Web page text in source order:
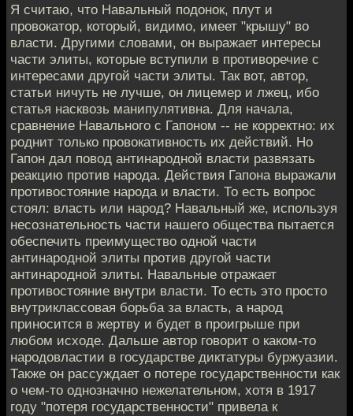
Я считаю, что Навальный подонок, плут и
провокатор, который, видимо, имеет "крышу" во
власти. Другими словами, он выражает интересы
части элиты, которые вступили в противоречие с
интересами другой части элиты. Так вот, автор,
статьи ничуть не лучше, он лицемер и лжец, ибо
статья насквозь манипулятивна. Для начала,
сравнение Навального с Гапоном -- не корректно: их
роднит только провокативность их действий. Но
Гапон дал повод антинародной власти развязать
реакцию против народа. Действия Гапона выражали
противостояние народа и власти. То есть вопрос
стоял: власть или народ? Навальный же, используя
несознательность части нашего общества пытается
обеспечить преимущество одной части
антинародной элиты против другой части
антинародной элиты. Навальные отражает
противостояние внутри власти. То есть это просто
внутриклассовая борьба за власть, а народ
приносится в жертву и будет в проигрыше при
любом исходе. Дальше автор говорит о каком-то
народовластии в государстве диктатуры буржуазии.
Также он рассуждает о потере государственности как
о чем-то однозначно нежелательном, хотя в 1917
году "потеря государственности" привела к